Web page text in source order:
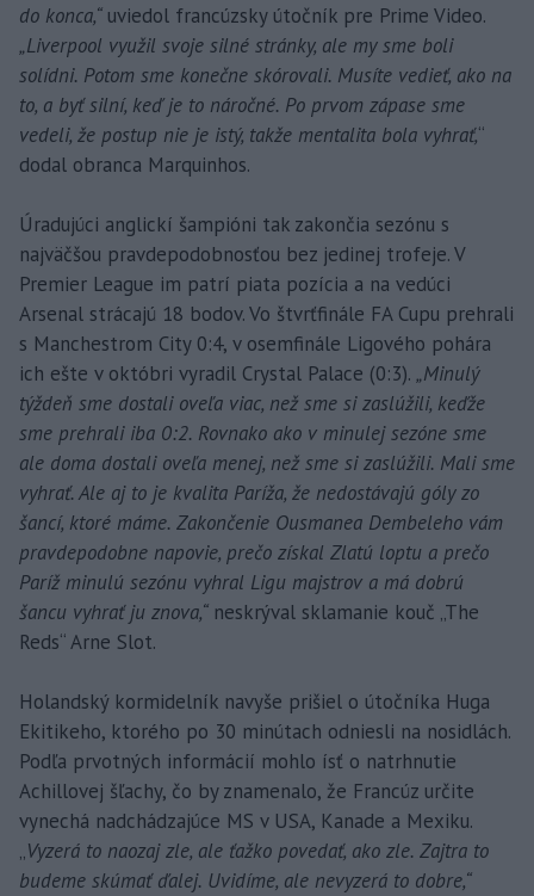
do konca,“ uviedol francúzsky útočník pre Prime Video.
„Liverpool využil svoje silné stránky, ale my sme boli
solídni. Potom sme konečne skórovali. Musíte vedieť, ako na
to, a byť silní, keď je to náročné. Po prvom zápase sme
vedeli, že postup nie je istý, takže mentalita bola vyhrať,“
dodal obranca Marquinhos.
Úradujúci anglickí šampióni tak zakončia sezónu s
najväčšou pravdepodobnosťou bez jedinej trofeje. V
Premier League im patrí piata pozícia a na vedúci
Arsenal strácajú 18 bodov. Vo štvrťfinále FA Cupu prehrali
s Manchestrom City 0:4, v osemfinále Ligového pohára
ich ešte v októbri vyradil Crystal Palace (0:3). „Minulý
týždeň sme dostali oveľa viac, než sme si zaslúžili, keďže
sme prehrali iba 0:2. Rovnako ako v minulej sezóne sme
ale doma dostali oveľa menej, než sme si zaslúžili. Mali sme
vyhrať. Ale aj to je kvalita Paríža, že nedostávajú góly zo
šancí, ktoré máme. Zakončenie Ousmanea Dembeleho vám
pravdepodobne napovie, prečo získal Zlatú loptu a prečo
Paríž minulú sezónu vyhral Ligu majstrov a má dobrú
šancu vyhrať ju znova,“ neskrýval sklamanie kouč „The
Reds“ Arne Slot.
Holandský kormidelník navyše prišiel o útočníka Huga
Ekitikeho, ktorého po 30 minútach odniesli na nosidlách.
Podľa prvotných informácií mohlo ísť o natrhnutie
Achillovej šľachy, čo by znamenalo, že Francúz určite
vynechá nadchádzajúce MS v USA, Kanade a Mexiku.
„Vyzerá to naozaj zle, ale ťažko povedať, ako zle. Zajtra to
budeme skúmať ďalej. Uvidíme, ale nevyzerá to dobre,“